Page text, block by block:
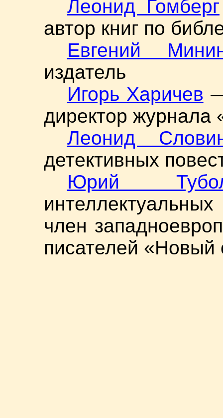
Леонид Гомберг
автор книг по
Евгений
издатель
Игорь Харичев
директор журнала
Леонид
детективных
Юрий
член
писателей «Новый